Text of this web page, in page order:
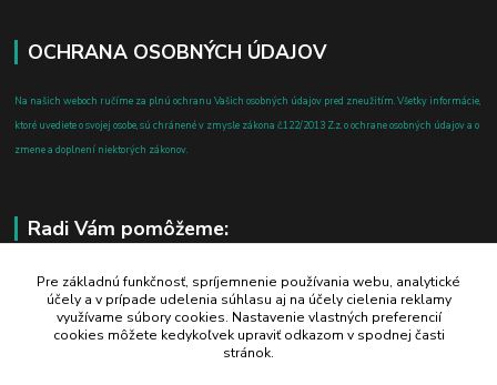
OCHRANA OSOBNÝCH ÚDAJOV
Na našich weboch ručíme za plnú ochranu Vašich osobných údajov pred zneužitím. Všetky informácie,
ktoré uvediete o svojej osobe, sú chránené v zmysle zákona č.122/2013 Z.z. o ochrane osobných údajov a o
zmene a doplnení niektorých zákonov.
Radi Vám pomôžeme:
+421 908 700 612
po-pia: 8.00 - 16.00
business@jtf.sk
Pre základnú funkčnosť, spríjemnenie používania webu, analytické
účely a v prípade udelenia súhlasu aj na účely cielenia reklamy
využívame súbory cookies. Nastavenie vlastných preferencií
cookies môžete kedykoľvek upraviť odkazom v spodnej časti
stránok.